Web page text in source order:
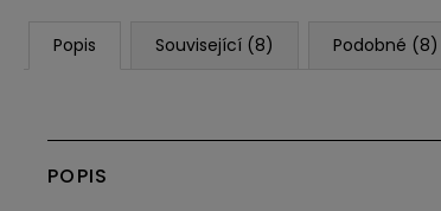
Popis Související (8) Podobné (8)
POPIS